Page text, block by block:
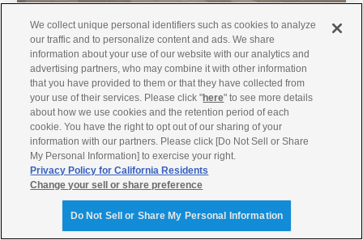
電動アシスト自転車「PAS」やスポーツ電動アシスト自転車
「YPJ」は、試乗も実施。
We collect unique personal identifiers such as cookies to analyze
our traffic and to personalize content and ads. We share
information about your use of our website with our analytics and
advertising partners, who may combine it with other information
that you have provided to them or that they have collected from
your use of their services. Please click "here" to see more details
about how we use cookies and the retention period of each
cookie. You have the right to opt out of our sharing of your
information with our partners. Please click [Do Not Sell or Share
My Personal Information] to exercise your right.
Privacy Policy for California Residents
Change your sell or share preference
Do Not Sell or Share My Personal Information